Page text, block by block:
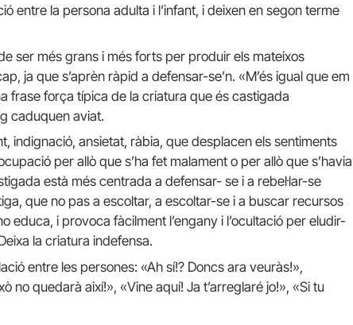
entre la persona adulta i l’infant, i deixen en segon terme
ser més grans i més forts per produir els mateixos
ja que s’aprèn ràpid a defensar-se’n. «M’és igual que em
frase força típica de la criatura que és castigada
caduquen aviat.
indignació, ansietat, ràbia, que desplacen els sentiments
per allò que s’ha fet malament o per allò que s’havia
està més centrada a defensar- se i a rebel·lar-se
que no pas a escoltar, a escoltar-se i a buscar recursos
educa, i provoca fàcilment l’engany i l’ocultació per eludir-
la criatura indefensa.
entre les persones: «Ah sí!? Doncs ara veuràs!»,
no quedarà així!», «Vine aquí! Ja t’arreglaré jo!», «Si tu